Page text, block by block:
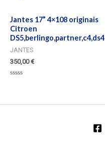
Jantes 17” 4×108 originais
Citroen
DS5,berlingo,partner,c4,ds4
JANTES
350,00€
5